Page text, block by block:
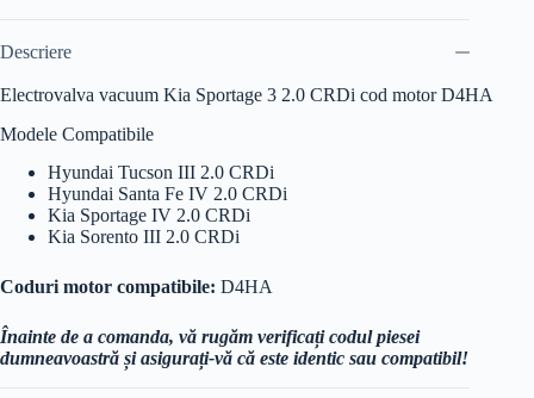
Descriere
Electrovalva vacuum Kia Sportage 3 2.0 CRDi cod motor D4HA
Modele Compatibile
Hyundai Tucson III 2.0 CRDi
Hyundai Santa Fe IV 2.0 CRDi
Kia Sportage IV 2.0 CRDi
Kia Sorento III 2.0 CRDi
Coduri motor compatibile: D4HA
Înainte de a comanda, vă rugăm verificați codul piesei
dumneavoastră și asigurați-vă că este identic sau compatibil!